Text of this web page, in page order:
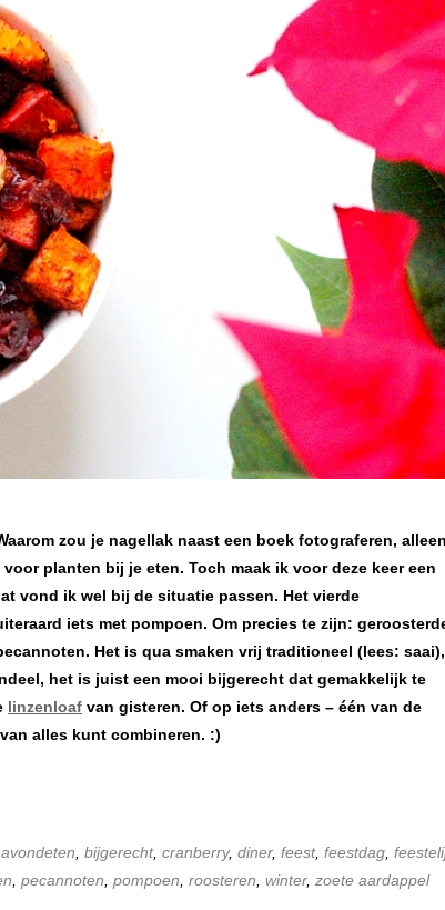
zou je nagellak naast een boek fotograferen,
planten bij je eten. Toch maak ik voor deze keer een
vond ik wel bij de situatie passen. Het vierde
iets met pompoen. Om precies te zijn:
Het is qua smaken vrij traditioneel (lees: saai),
het is juist een mooi bijgerecht dat gemakkelijk te
linzenloaf van gisteren. Of op iets anders – één van de
alles kunt combineren. :)
avondeten bijgerecht, cranberry, diner, feest, feestdag
pecannoten pompoen roosteren winter, zoete aardappel